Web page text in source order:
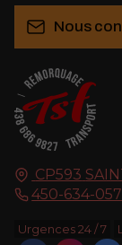
CP593
450-634-
Urgences 24 / 7
Nous